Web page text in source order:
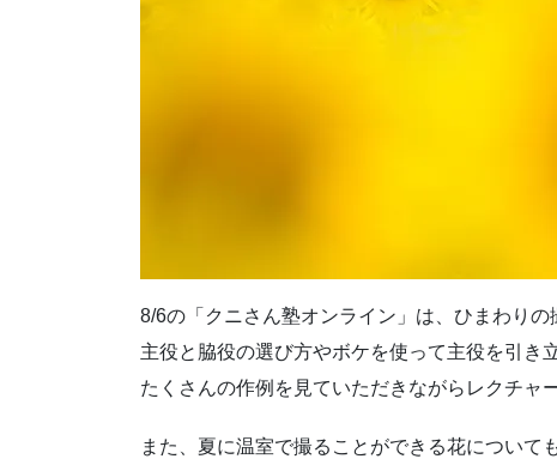
8/6の「クニさん塾オンライン」は、ひまわりの
主役と脇役の選び方やボケを使って主役を引き
たくさんの作例を見ていただきながらレクチャ
また、夏に温室で撮ることができる花について